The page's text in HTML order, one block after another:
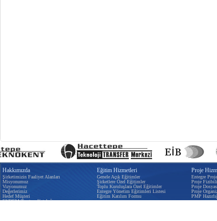
Hakkımızda
Şirketimizin Faaliyet Alanları
Misyonumuz
Vizyonumuz
Değerlerimiz
Hedef Müşteri
EYDEM Tanıtım Kataloğu
Eğitim Hizmetleri
Genele Açık Eğitimler
Şirketlere Özel Eğitimler
Toplu Kuruluşlara Özel Eğitimler
Entegre Yönetim Eğitimleri Listesi
Eğitim Katılım Formu
Proje
Entegre
Proje
Proje
Proje
PMP